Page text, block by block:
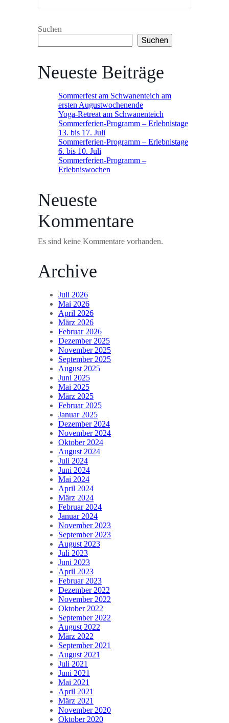
Suchen
Suchen
Neueste Beiträge
Sommerfest am Schwanenteich am
ersten Augustwochenende
Yoga-Retreat am Schwanenteich
Sommerferien-Programm – Erlebnistage
13. bis 17. Juli
Sommerferien-Programm – Erlebnistage
6. bis 10. Juli
Sommerferien-Programm –
Erlebniswochen
Neueste
Kommentare
Es sind keine Kommentare vorhanden.
Archive
Juli 2026
Mai 2026
April 2026
März 2026
Februar 2026
Dezember 2025
November 2025
September 2025
August 2025
Juni 2025
Mai 2025
März 2025
Februar 2025
Januar 2025
Dezember 2024
November 2024
Oktober 2024
August 2024
Juli 2024
Juni 2024
Mai 2024
April 2024
März 2024
Februar 2024
Januar 2024
November 2023
September 2023
August 2023
Juli 2023
Juni 2023
April 2023
Februar 2023
Dezember 2022
November 2022
Oktober 2022
September 2022
August 2022
März 2022
September 2021
August 2021
Juli 2021
Juni 2021
Mai 2021
April 2021
März 2021
November 2020
Oktober 2020